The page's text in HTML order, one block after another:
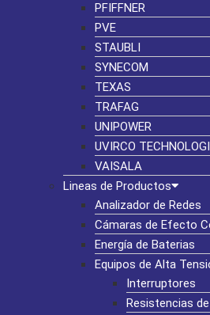
PFIFFNER
PVE
STAUBLI
SYNECOM
TEXAS
TRAFAG
UNIPOWER
UVIRCO
VAISALA
Lineas de Productos
Analizador de Redes
Cámaras de Efecto
Energía de Baterias
Equipos de Alta
Interruptores
Resistencias